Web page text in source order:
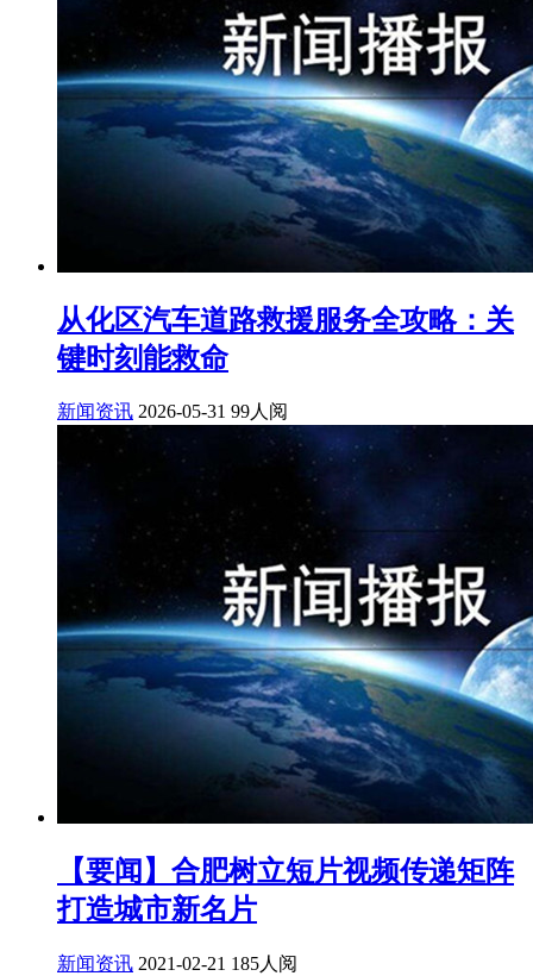
从化区汽车道路救援服务全攻略：关
键时刻能救命
新闻资讯 2026-05-31 99人阅
【要闻】合肥树立短片视频传递矩阵
打造城市新名片
新闻资讯 2021-02-21 185人阅